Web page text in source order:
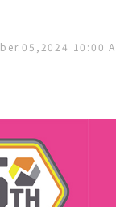
10:00